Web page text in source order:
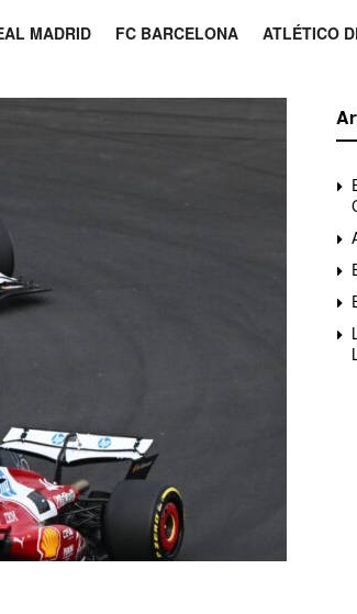
MADRID FC BARCELONA ATLÉTICO